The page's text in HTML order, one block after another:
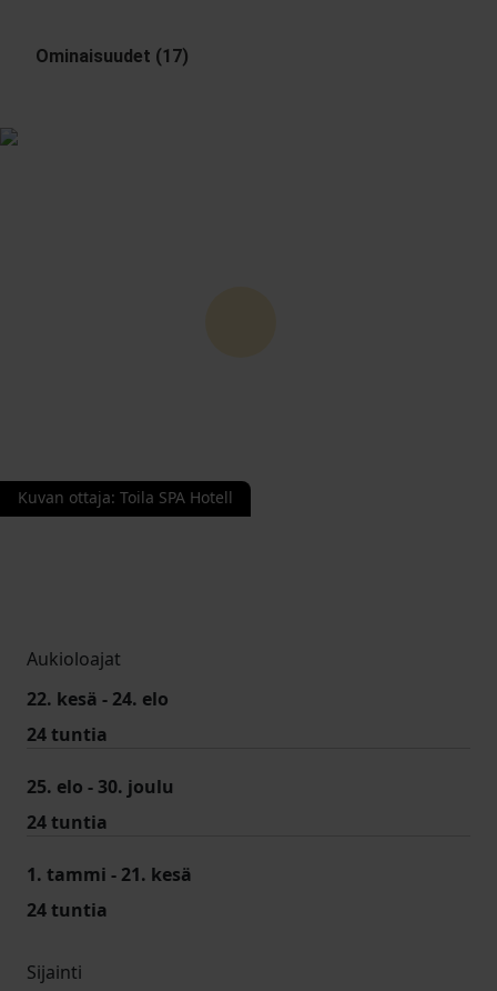
Ominaisuudet (17)
Kuvan ottaja: Toila SPA Hotell
Aukioloajat
22. kesä - 24. elo
24 tuntia
25. elo - 30. joulu
24 tuntia
1. tammi - 21. kesä
24 tuntia
Sijainti